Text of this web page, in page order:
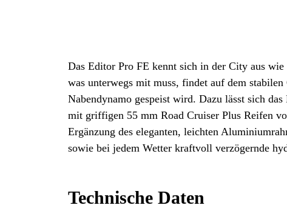
Das Editor Pro FE kennt sich in der City aus
was unterwegs mit muss, findet auf dem
Nabendynamo gespeist wird. Dazu lässt sich
mit griffigen 55 mm Road Cruiser Plus Reifen
Ergänzung des eleganten, leichten
sowie bei jedem Wetter kraftvoll verzögernde
Technische Daten